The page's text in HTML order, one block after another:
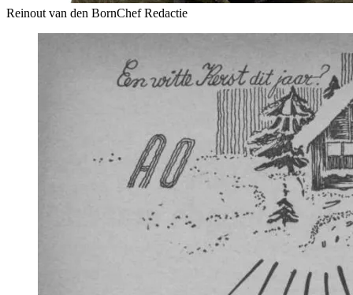
Reinout van den BornChef Redactie